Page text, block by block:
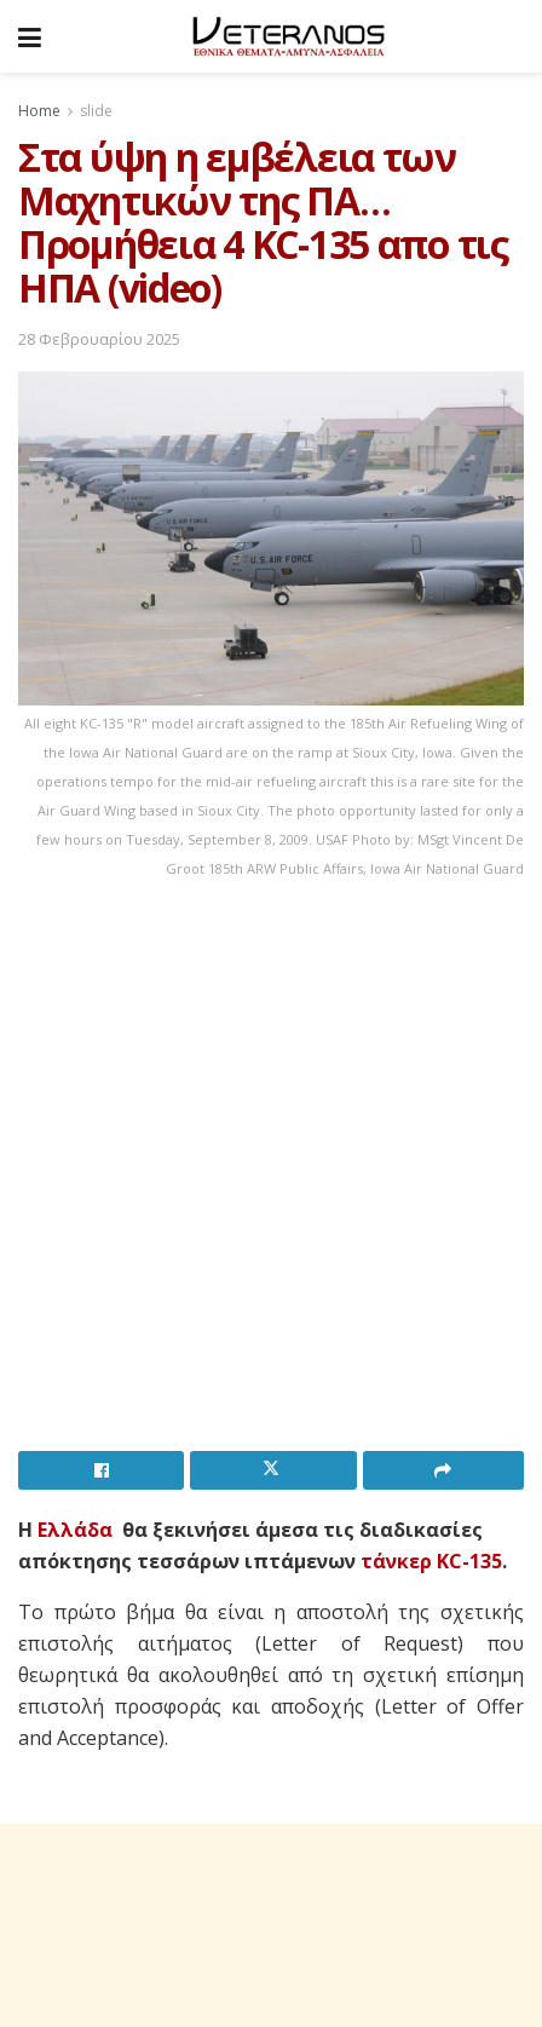
Home slide
Στα ύψη η εμβέλεια των
Μαχητικών της ΠΑ…
Προμήθεια 4 KC-135 απο τις
ΗΠΑ (video)
28 Φεβρουαρίου 2025
All eight KC-135 "R" model aircraft assigned to the 185th Air Refueling Wing of
the Iowa Air National Guard are on the ramp at Sioux City, Iowa. Given the
operations tempo for the mid-air refueling aircraft this is a rare site for the
Air Guard Wing based in Sioux City. The photo opportunity lasted for only a
few hours on Tuesday, September 8, 2009. USAF Photo by: MSgt Vincent De
Groot 185th ARW Public Affairs, Iowa Air National Guard
Η Ελλάδα θα ξεκινήσει άμεσα τις διαδικασίες
απόκτησης τεσσάρων ιπτάμενων τάνκερ KC-135.
Το πρώτο βήμα θα είναι η αποστολή της σχετικής
επιστολής αιτήματος (Letter of Request) που
θεωρητικά θα ακολουθηθεί από τη σχετική επίσημη
επιστολή προσφοράς και αποδοχής (Letter of Offer
and Acceptance).